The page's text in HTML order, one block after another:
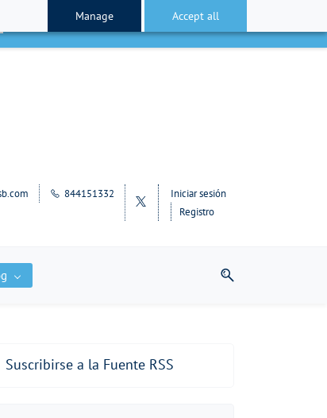
Manage Accept all
844151332
Iniciar sesión
Registro
Suscribirse a la Fuente RSS